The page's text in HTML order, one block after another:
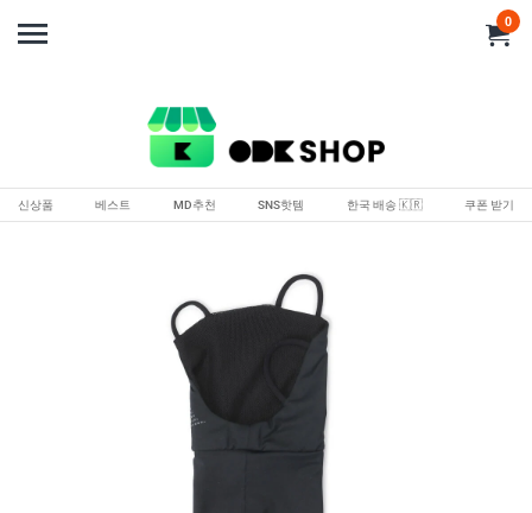
0
신상품 베스트 MD추천 SNS핫템 한국 배송 🇰🇷 쿠폰 받기